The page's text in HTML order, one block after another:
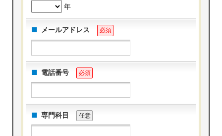
年
メールアドレス 必須
電話番号 必須
専門科目 任意